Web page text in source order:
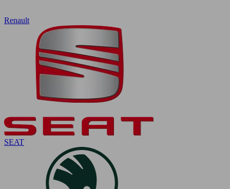
Renault
SEAT